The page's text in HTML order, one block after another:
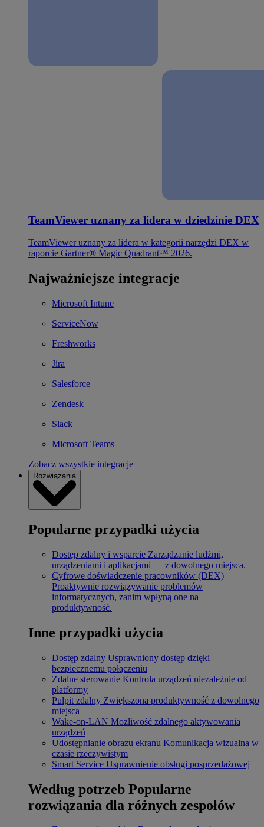
TeamViewer uznany za lidera w dziedzinie DEX
TeamViewer uznany za lidera w kategorii narzędzi DEX w
raporcie Gartner® Magic Quadrant™ 2026.
Najważniejsze integracje
Microsoft Intune
ServiceNow
Freshworks
Jira
Salesforce
Zendesk
Slack
Microsoft Teams
Zobacz wszystkie integracje
Rozwiązania
Popularne przypadki użycia
Dostęp zdalny i wsparcie Zarządzanie ludźmi,
urządzeniami i aplikacjami — z dowolnego miejsca.
Cyfrowe doświadczenie pracowników (DEX)
Proaktywnie rozwiązywanie problemów
informatycznych, zanim wpłyną one na
produktywność.
Inne przypadki użycia
Dostęp zdalny Usprawniony dostęp dzięki
bezpiecznemu połączeniu
Zdalne sterowanie Kontrola urządzeń niezależnie od
platformy
Pulpit zdalny Zwiększona produktywność z dowolnego
miejsca
Wake-on-LAN Możliwość zdalnego aktywowania
urządzeń
Udostępnianie obrazu ekranu Komunikacja wizualna w
czasie rzeczywistym
Smart Service Usprawnienie obsługi posprzedażowej
Według potrzeb Popularne
rozwiązania dla różnych zespołów